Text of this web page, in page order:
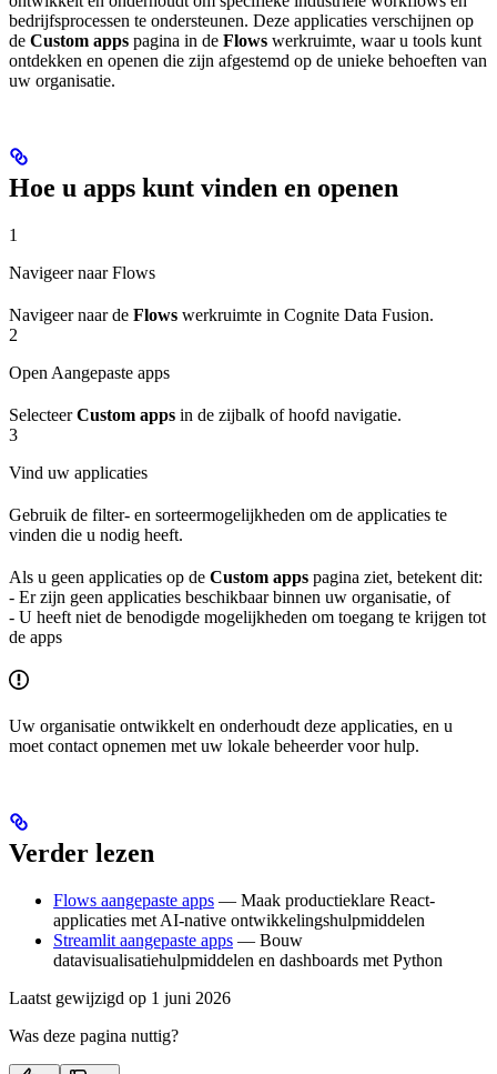
bedrijfsprocessen te ondersteunen. Deze applicaties verschijnen op
de Custom apps pagina in de Flows werkruimte, waar u tools kunt
ontdekken en openen die zijn afgestemd op de unieke behoeften van
uw organisatie.
Hoe u apps kunt vinden en openen
1
Navigeer naar Flows
Navigeer naar de Flows werkruimte in Cognite Data Fusion.
2
Open Aangepaste apps
SelecteerCustom apps in de zijbalk of hoofd navigatie.
3
Vind uw applicaties
Gebruik de filter- en sorteermogelijkheden om de applicaties te
vinden die u nodig heeft.
Als u geen applicaties op de Custom apps pagina ziet, betekent dit:
- Er zijn geen applicaties beschikbaar binnen uw organisatie, of
- U heeft niet de benodigde mogelijkheden om toegang te krijgen tot
de apps
Uw organisatie ontwikkelt en onderhoudt deze applicaties, en u
moet contact opnemen met uw lokale beheerder voor hulp.
Verder lezen
Flows aangepaste apps — Maak productieklare React-
applicaties met AI-native ontwikkelingshulpmiddelen
Streamlit aangepaste apps — Bouw
datavisualisatiehulpmiddelen en dashboards met Python
Laatst gewijzigd op 1 juni 2026
Was deze pagina nuttig?